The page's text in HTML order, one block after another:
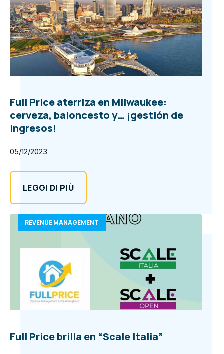
Full Price aterriza en Milwaukee:
cerveza, baloncesto y… ¡gestión de
ingresos!
05/12/2023
LEGGI DI PIÙ
REVENUE MANAGEMENT
Full Price brilla en “Scale Italia”